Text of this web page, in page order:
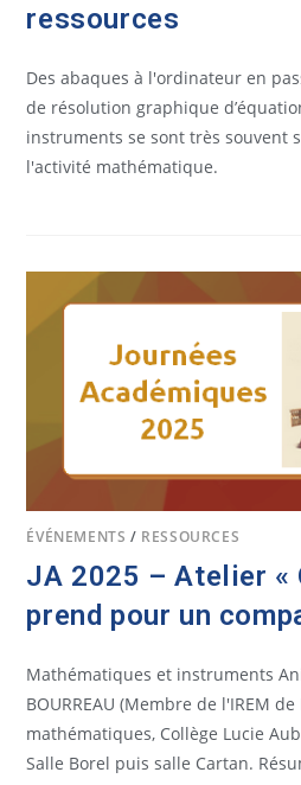
ressources
Des abaques à l'ordinateur en
de résolution graphique
instruments se sont très souvent
l'activité mathématique.
ÉVÉNEMENTS / RESSOURCES
JA 2025 – Atelier «
prend pour un
Mathématiques et instruments
BOURREAU (Membre de l'IREM
mathématiques, Collège Lucie
Salle Borel puis salle Cartan.